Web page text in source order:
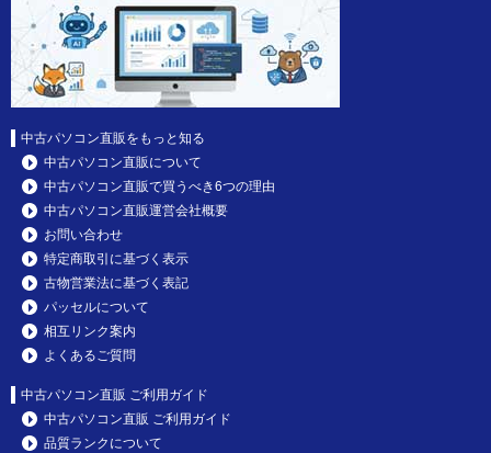
中古パソコン直販をもっと知る
中古パソコン直販について
中古パソコン直販で買うべき6つの理由
中古パソコン直販運営会社概要
お問い合わせ
特定商取引に基づく表示
古物営業法に基づく表記
パッセルについて
相互リンク案内
よくあるご質問
中古パソコン直販 ご利用ガイド
中古パソコン直販 ご利用ガイド
品質ランクについて